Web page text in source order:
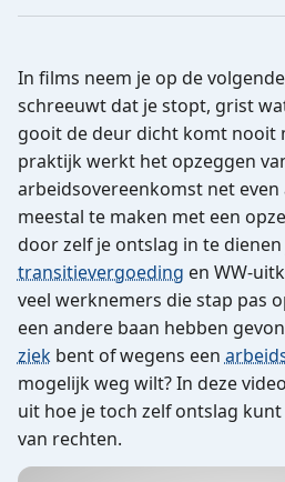
In films neem je op de
schreeuwt dat je stopt, grist
gooit de deur dicht komt nooit
praktijk werkt het opzeggen
arbeidsovereenkomst net even
meestal te maken met een
door zelf je ontslag in te
transitievergoeding en WW-
veel werknemers die stap pas
een andere baan hebben
ziek bent of wegens een
mogelijk weg wilt? In deze
uit hoe je toch zelf ontslag
van rechten.